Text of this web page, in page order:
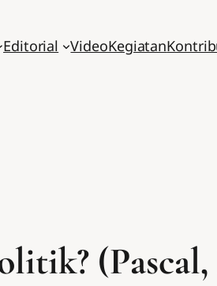
Editorial VideoKegiatan